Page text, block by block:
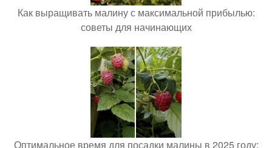
Как выращивать малину с максимальной прибылью:
советы для начинающих
Оптимальное время для посадки малины в 2025 году: